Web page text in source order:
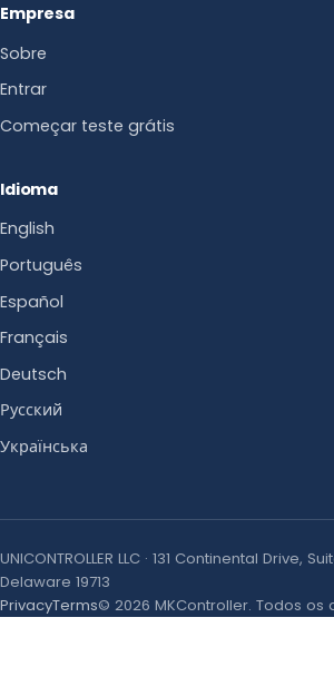
Empresa
Sobre
Entrar
Começar teste grátis
Idioma
English
Português
Español
Français
Deutsch
Русский
Українська
UNICONTROLLER LLC · 131 Continental Drive,
Delaware 19713
PrivacyTerms© 2026 MKController. Todos os